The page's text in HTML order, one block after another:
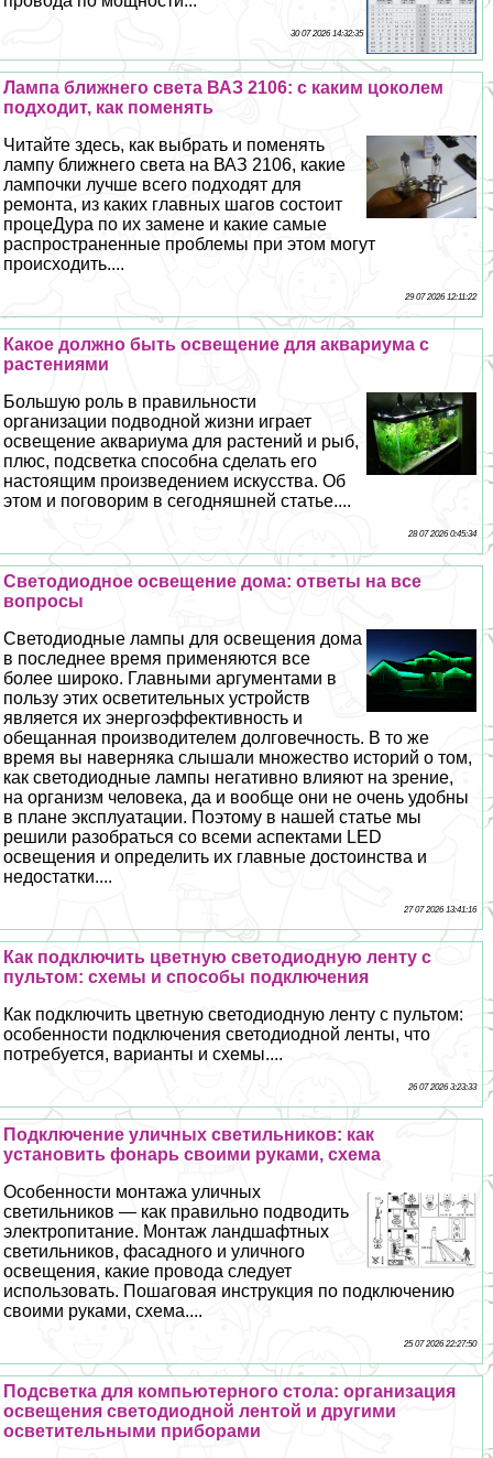
30 07 2026 14:32:35
Лампа ближнего света ВАЗ 2106: с каким цоколем
подходит, как поменять
Читайте здесь, как выбрать и поменять
лампу ближнего света на ВАЗ 2106, какие
лампочки лучше всего подходят для
ремонта, из каких главных шагов состоит
процеДypa по их замене и какие самые
распространенные проблемы при этом могут
происходить....
29 07 2026 12:11:22
Какое должно быть освещение для аквариума с
растениями
Большую роль в правильности
организации подводной жизни играет
освещение аквариума для растений и рыб,
плюс, подсветка способна сделать его
настоящим произведением искусства. Об
этом и поговорим в сегодняшней статье....
28 07 2026 0:45:34
Светодиодное освещение дома: ответы на все
вопросы
Светодиодные лампы для освещения дома
в последнее время применяются все
более широко. Главными аргументами в
пользу этих осветительных устройств
является их энергоэффективность и
обещанная производителем долговечность. В то же
время вы наверняка слышали множество историй о том,
как светодиодные лампы негативно влияют на зрение,
на организм человека, да и вообще они не очень удобны
в плане эксплуатации. Поэтому в нашей статье мы
решили разобраться со всеми аспектами LED
освещения и определить их главные достоинства и
недостатки....
27 07 2026 13:41:16
Как подключить цветную светодиодную ленту с
пультом: схемы и способы подключения
Как подключить цветную светодиодную ленту с пультом:
особенности подключения светодиодной ленты, что
потребуется, варианты и схемы....
26 07 2026 3:23:33
Подключение уличных светильников: как
установить фонарь своими руками, схема
Особенности монтажа уличных
светильников — как правильно подводить
электропитание. Монтаж ландшафтных
светильников, фасадного и уличного
освещения, какие провода следует
использовать. Пошаговая инструкция по подключению
своими руками, схема....
25 07 2026 22:27:50
Подсветка для компьютерного стола: организация
освещения светодиодной лентой и другими
осветительными приборами